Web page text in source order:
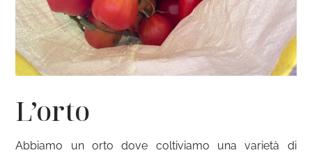
L’orto
Abbiamo un orto dove coltiviamo una varietà di